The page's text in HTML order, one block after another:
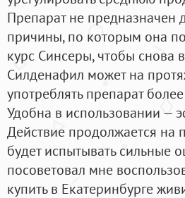
Препарат не предназначен
причины, по которым она
курс Синсеры, чтобы снова
Силденафил может на
употреблять препарат
Удобна в использовании —
Действие продолжается на
будет испытывать сильные
посоветовал мне
купить в Екатеринбурге